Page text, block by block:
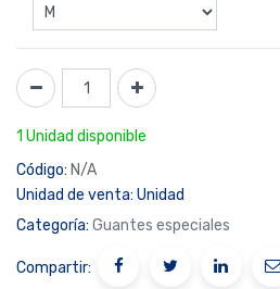
1 Unidad disponible
Código: N/A
Unidad de venta: Unidad
Categoría: Guantes especiales
Compartir: